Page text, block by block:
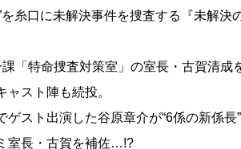
を糸口に未解決事件を捜査する『未解
「特命捜査対策室」の室長・古賀清成
スト陣も続投。
スト出演した谷原章介が“6係の新係長
室長・古賀を補佐…!?